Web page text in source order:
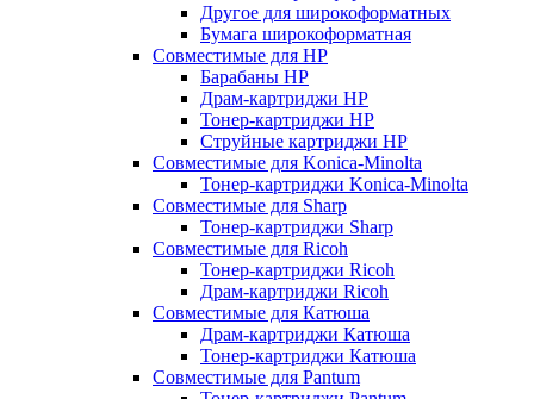
Другое для широкоформатных
Бумага широкоформатная
Совместимые для HP
Барабаны HP
Драм-картриджи HP
Тонер-картриджи HP
Струйные картриджи HP
Совместимые для Konica-Minolta
Тонер-картриджи Konica-Minolta
Совместимые для Sharp
Тонер-картриджи Sharp
Совместимые для Ricoh
Тонер-картриджи Ricoh
Драм-картриджи Ricoh
Совместимые для Катюша
Драм-картриджи Катюша
Тонер-картриджи Катюша
Совместимые для Pantum